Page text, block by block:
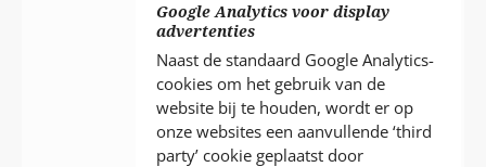
Google Analytics voor display
advertenties
Naast de standaard Google Analytics-
cookies om het gebruik van de
website bij te houden, wordt er op
onze websites een aanvullende ‘third
party’ cookie geplaatst door